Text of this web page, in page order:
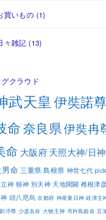
買いもの (1)
々雑記 (13)
クラウド
武天皇 伊奘諾
命奈良県伊奘冉
命 大阪府天照大神/日神
命 三重県 島根県 神世七代
神 独神 別天神 天地開闢 椎根津
頭八咫烏 京都府 神産巣日神 経津主
渟尊 少彦名命 大物主神 市杵島姫命 五